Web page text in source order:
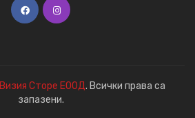
Визия Сторе ЕООД. Всички права са
запазени.